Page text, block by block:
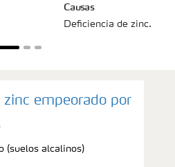
Causas
Deficiencia de zinc.
zinc empeorado por
(suelos alcalinos)